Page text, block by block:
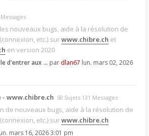
nouveaux bugs, aide à la résolution de
etc.) surwww.chibre.ch et
en version 2020
d'entrer aux … par dlan67 lun. mars 02, 2026
- www.chibre.ch 50 Sujets 131 Messages
de nouveaux bugs, aide à la résolution de
etc.) surwww.chibre.ch
mars 16, 2026 3:01 pm